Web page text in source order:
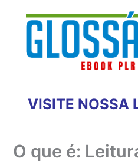
conteúdo
VISITE NOSSA
O que é: